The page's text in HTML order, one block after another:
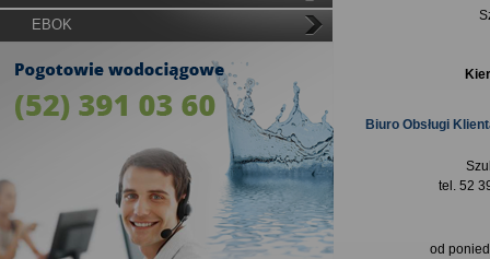
EBOK
Biuro Obsługi
tel. 52
od